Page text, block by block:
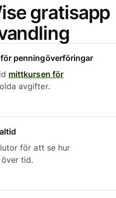
gratisapp
penningöverföringar
mittkursen för
avgifter.
för att se hur
tid.